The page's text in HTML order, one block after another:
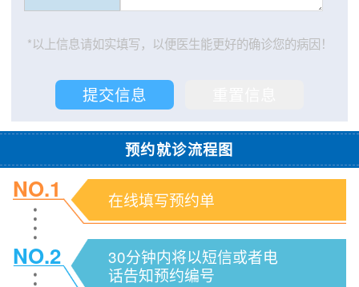
*以上信息请如实填写，以便医生能更好的确诊您的病因！
预约就诊流程图
NO.1 在线填写预约单
NO.2
30分钟内将以短信或者电
话告知预约编号